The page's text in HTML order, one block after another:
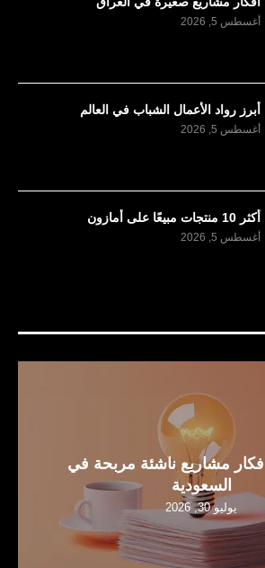
أغسطس 5, 2026
أبرز رواد الأعمال الشباب في العالم
أغسطس 5, 2026
أكثر 10 منتجات مبيعًا على أمازون
أغسطس 5, 2026
أفضل 10 أفكار مشاريع ناشئة مربحة في
السعودية
يوليو 30, 2026